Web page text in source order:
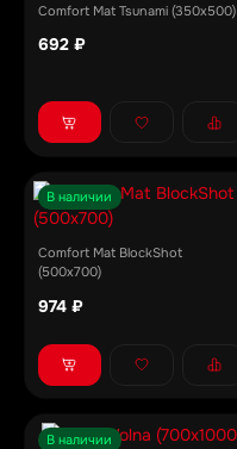
Comfort Mat Tsunami (350x500)
692 ₽
В наличии
Comfort Mat BlockShot
(500х700)
974 ₽
В наличии